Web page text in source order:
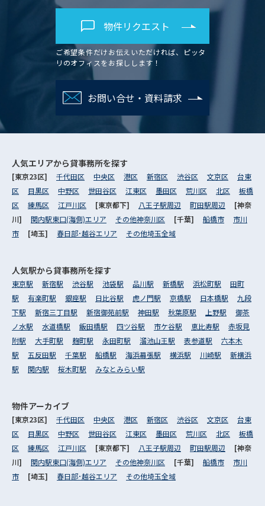
物件リクエスト
ご希望条件だけお伝えいただければ、ピッタ
リのオフィスをお探しします！
お問い合せ・資料請求
人気エリアから貸事務所を探す
[東京23区] 千代田区 中央区 港区 新宿区 渋谷区 文京区
台東
区
目黒区 中野区 世田谷区 江東区 墨田区 荒川区 北区
板橋
区
練馬区 江戸川区 [東京都下] 八王子駅周辺 町田駅周辺
[神奈
川] 関内駅東口(海側)エリア その他神奈川区 [千葉] 船橋市
市川
市
[埼玉] 春日部･越谷エリア その他埼玉全域
人気駅から貸事務所を探す
東京駅 新宿駅 渋谷駅 池袋駅 品川駅 新橋駅 浜松町駅
田町
駅
有楽町駅 銀座駅 日比谷駅 虎ノ門駅 京橋駅 日本橋駅
九段
下駅
新宿三丁目駅 新宿御苑前駅 神田駅 秋葉原駅 上野駅
御茶
ノ水駅
水道橋駅 飯田橋駅 四ツ谷駅 市ケ谷駅 恵比寿駅
赤坂見
附駅
大手町駅 麹町駅 永田町駅 溜池山王駅 表参道駅
六本木
駅
五反田駅 千葉駅 船橋駅 海浜幕張駅 横浜駅 川崎駅
新横浜
駅
関内駅 桜木町駅 みなとみらい駅
物件アーカイブ
[東京23区] 千代田区 中央区 港区 新宿区 渋谷区 文京区
台東
区
目黒区 中野区 世田谷区 江東区 墨田区 荒川区 北区
板橋
区
練馬区 江戸川区 [東京都下] 八王子駅周辺 町田駅周辺
[神奈
川] 関内駅東口(海側)エリア その他神奈川区 [千葉] 船橋市
市川
市
[埼玉] 春日部･越谷エリア その他埼玉全域